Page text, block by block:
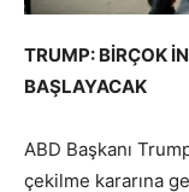
TRUMP: BİRÇOK
BAŞLAYACAK
ABD Başkanı
çekilme kararına